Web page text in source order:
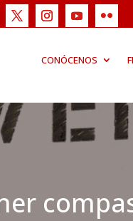
CONÓCENOS